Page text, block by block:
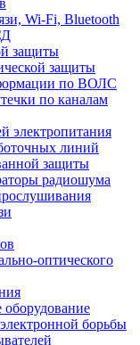
Wi-Fi, Bluetooth
защиты
защиты
по ВОЛС
по каналам
электропитания
линий
защиты
радиошума
оптического
оборудование
борьбы